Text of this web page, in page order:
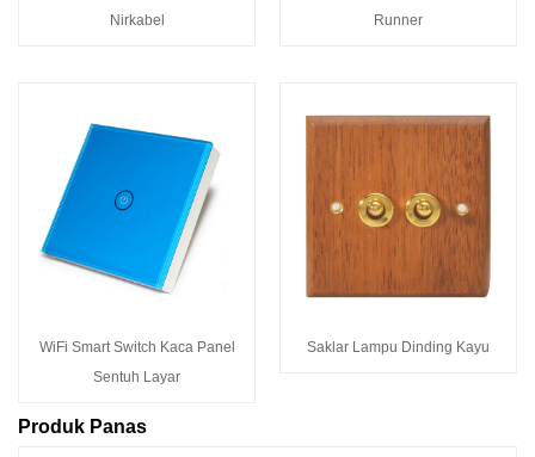
Nirkabel
Runner
WiFi Smart Switch Kaca Panel
Sentuh Layar
Saklar Lampu Dinding Kayu
Produk Panas